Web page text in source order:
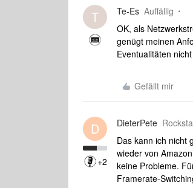
T Te-Es Auffällig
OK, als
genügt meinen
Eventualitäten
Gefällt mir
D
+2
DieterPete
Das kann ich nicht
wieder von
keine Probleme.
Framerate-